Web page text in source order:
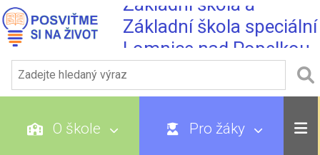
Základní škola a
Základní škola speciální
Lomnice nad Popelkou
O škole Pro žáky